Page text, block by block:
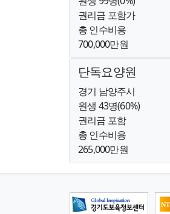
권리금 포함가
총 인수비용
700,000만원
단독요양원
경기 남양주시
원생 43명(60%)
권리금 포함
총 인수비용
265,000만원